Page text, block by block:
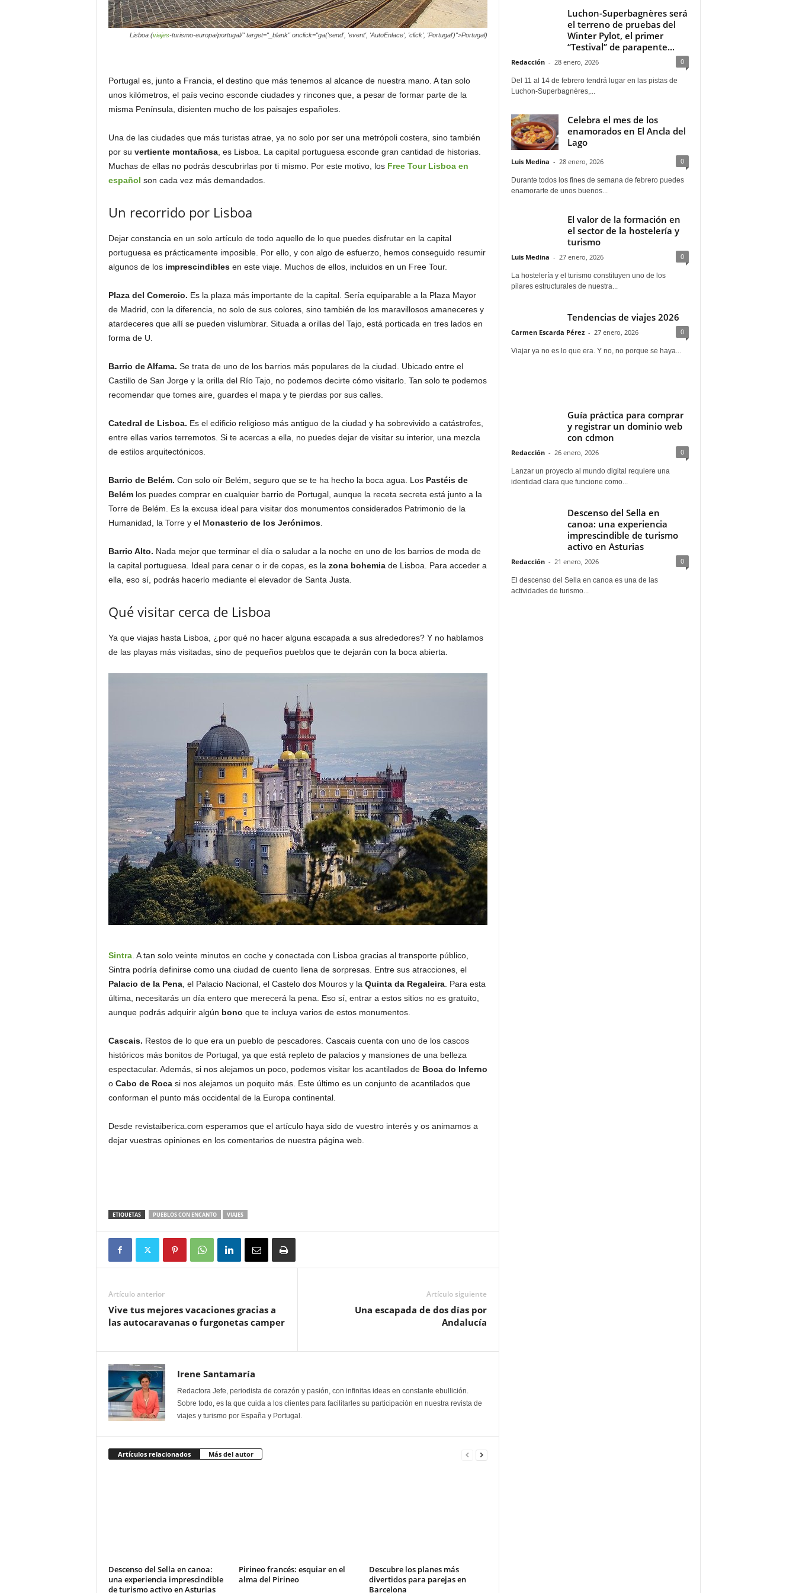
Lisboa (viajes-turismo-europa/portugal/" target="_blank" onclick="ga('send', 'event', 'AutoEnlace', 'click', 'Portugal')">Portugal)
Portugal es, junto a Francia, el destino que más tenemos al alcance de nuestra mano. A tan solo
unos kilómetros, el país vecino esconde ciudades y rincones que, a pesar de formar parte de la
misma Península, disienten mucho de los paisajes españoles.
Una de las ciudades que más turistas atrae, ya no solo por ser una metrópoli costera, sino también
por su vertiente montañosa, es Lisboa. La capital portuguesa esconde gran cantidad de historias.
Muchas de ellas no podrás descubrirlas por ti mismo. Por este motivo, los Free Tour Lisboa en
español son cada vez más demandados.
Un recorrido por Lisboa
Dejar constancia en un solo artículo de todo aquello de lo que puedes disfrutar en la capital
portuguesa es prácticamente imposible. Por ello, y con algo de esfuerzo, hemos conseguido resumir
algunos de los imprescindiblesen este viaje. Muchos de ellos, incluidos en un Free Tour.
Plaza del Comercio. Es la plaza más importante de la capital. Sería equiparable a la Plaza Mayor
de Madrid, con la diferencia, no solo de sus colores, sino también de los maravillosos amaneceres y
atardeceres que allí se pueden vislumbrar. Situada a orillas del Tajo, está porticada en tres lados en
forma de U.
Barrio de Alfama. Se trata de uno de los barrios más populares de la ciudad. Ubicado entre el
Castillo de San Jorge y la orilla del Río Tajo, no podemos decirte cómo visitarlo. Tan solo te podemos
recomendar que tomes aire, guardes el mapa y te pierdas por sus calles.
Catedral de Lisboa. Es el edificio religioso más antiguo de la ciudad y ha sobrevivido a catástrofes,
entre ellas varios terremotos. Si te acercas a ella, no puedes dejar de visitar su interior, una mezcla
de estilos arquitectónicos.
Barrio de Belém. Con solo oír Belém, seguro que se te ha hecho la boca agua. Los Pastéis de
Belémlos puedes comprar en cualquier barrio de Portugal, aunque la receta secreta está junto a la
Torre de Belém. Es la excusa ideal para visitar dos monumentos considerados Patrimonio de la
Humanidad, la Torre y el Monasterio de los Jerónimos.
Barrio Alto. Nada mejor que terminar el día o saludar a la noche en uno de los barrios de moda de
la capital portuguesa. Ideal para cenar o ir de copas, es la zona bohemiade Lisboa. Para acceder a
ella, eso sí, podrás hacerlo mediante el elevador de Santa Justa.
Qué visitar cerca de Lisboa
Ya que viajas hasta Lisboa, ¿por qué no hacer alguna escapada a sus alrededores? Y no hablamos
de las playas más visitadas, sino de pequeños pueblos que te dejarán con la boca abierta.
Sintra. A tan solo veinte minutos en coche y conectada con Lisboa gracias al transporte público,
Sintra podría definirse como una ciudad de cuento llena de sorpresas. Entre sus atracciones, el
Palacio de la Pena, el Palacio Nacional, el Castelo dos Mouros y la Quinta da Regaleira. Para esta
última, necesitarás un día entero que merecerá la pena. Eso sí, entrar a estos sitios no es gratuito,
aunque podrás adquirir algún bono que te incluya varios de estos monumentos.
Cascais. Restos de lo que era un pueblo de pescadores. Cascais cuenta con uno de los cascos
históricos más bonitos de Portugal, ya que está repleto de palacios y mansiones de una belleza
espectacular. Además, si nos alejamos un poco, podemos visitar los acantilados de Boca do Inferno
o Cabo de Rocasi nos alejamos un poquito más. Este último es un conjunto de acantilados que
conforman el punto más occidental de la Europa continental.
Desde revistaiberica.com esperamos que el artículo haya sido de vuestro interés y os animamos a
dejar vuestras opiniones en los comentarios de nuestra página web.
ETIQUETAS PUEBLOS CON ENCANTO VIAJES
Artículo anterior
Vive tus mejores vacaciones gracias a
las autocaravanas o furgonetas camper
Artículo siguiente
Una escapada de dos días por
Andalucía
Irene Santamaría
Redactora Jefe, periodista de corazón y pasión, con infinitas ideas en constante ebullición.
Sobre todo, es la que cuida a los clientes para facilitarles su participación en nuestra revista de
viajes y turismo por España y Portugal.
Artículos relacionados Más del autor
Descenso del Sella en canoa:
una experiencia imprescindible
de turismo activo en Asturias
Pirineo francés: esquiar en el
alma del Pirineo
Descubre los planes más
divertidos para parejas en
Barcelona
Luchon-Superbagnères será
el terreno de pruebas del
Winter Pylot, el primer
“Testival” de parapente...
Redacción - 28 enero, 2026 0
Del 11 al 14 de febrero tendrá lugar en las pistas de
Luchon-Superbagnères,...
Celebra el mes de los
enamorados en El Ancla del
Lago
Luis Medina - 28 enero, 2026 0
Durante todos los fines de semana de febrero puedes
enamorarte de unos buenos...
El valor de la formación en
el sector de la hostelería y
turismo
Luis Medina - 27 enero, 2026 0
La hostelería y el turismo constituyen uno de los
pilares estructurales de nuestra...
Tendencias de viajes 2026
Carmen Escarda Pérez - 27 enero, 2026 0
Viajar ya no es lo que era. Y no, no porque se haya...
Guía práctica para comprar
y registrar un dominio web
con cdmon
Redacción - 26 enero, 2026 0
Lanzar un proyecto al mundo digital requiere una
identidad clara que funcione como...
Descenso del Sella en
canoa: una experiencia
imprescindible de turismo
activo en Asturias
Redacción - 21 enero, 2026 0
El descenso del Sella en canoa es una de las
actividades de turismo...